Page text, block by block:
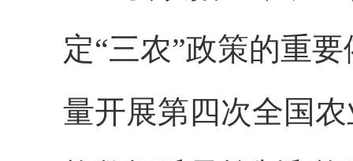
定“三农”政策的重
量开展第四次全国